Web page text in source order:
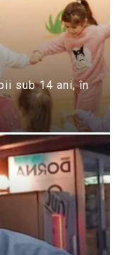
sub 14 ani, în